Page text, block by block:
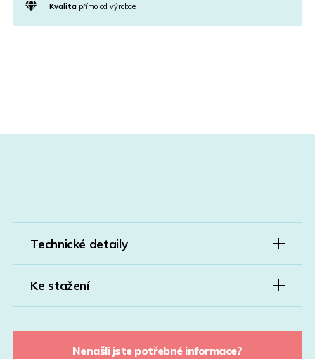
Kvalitapřímo od výrobce
Technické detaily
Ke stažení
Nenašli jste potřebné informace?